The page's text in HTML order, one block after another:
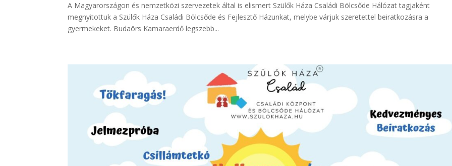
A Magyarországon és nemzetközi szervezetek által is elismert Szülők Háza Családi Bölcsőde Hálózat tagjaként
megnyitottuk a Szülők Háza Családi Bölcsőde és Fejlesztő Házunkat, melybe várjuk szeretettel beiratkozásra a
gyermekeket. Budaörs Kamaraerdő legszebb...